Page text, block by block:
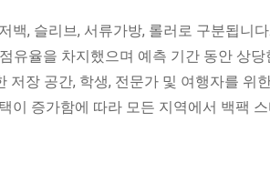
, 슬리브, 서류가방, 롤러로 구분됩니
율을 차지했으며 예측 기간 동안 상당
장 공간, 학생, 전문가 및 여행자를 위
이 증가함에 따라 모든 지역에서 백팩